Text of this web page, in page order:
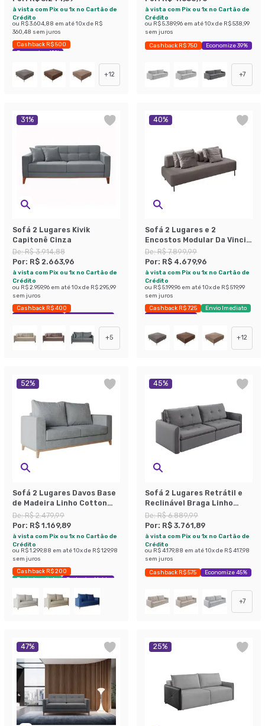
à vista com Pix ou 1x no Cartão de
Crédito
ou R$ 3.604,88 em até10x de R$
360,48 sem juros
Cashback R$ 500
Economize 49%
+12
à vista com Pix ou 1x no Cartão de
Crédito
ou R$ 5.389,96 em até10x de R$ 538,99
sem juros
Cashback R$ 750 Economize 39%
+7
31%
Sofá 2 Lugares Kivik
Capitonê Cinza
De:R$ 3.914,88
Por: R$ 2.663,96
à vista com Pix ou 1x no Cartão de
Crédito
ou R$ 2.959,96 em até10x de R$ 295,99
sem juros
Cashback R$ 400
Exclusivo Mobly
Economize 31%
+5
40%
Sofá 2 Lugares e 2
Encostos Modular Da Vinci
Poliéster Cinza
De:R$ 7.899,99
Por: R$ 4.679,96
à vista com Pix ou 1x no Cartão de
Crédito
ou R$ 5.199,96 em até10x de R$ 519,99
sem juros
Cashback R$ 725
Envio Imediato
Economize 40%
+12
52%
Sofá 2 Lugares Davos Base
de Madeira Linho Cotton
Cinza
De:R$ 2.479,99
Por: R$ 1.169,89
à vista com Pix ou 1x no Cartão de
Crédito
ou R$ 1.299,88 em até10x de R$ 129,98
sem juros
Cashback R$ 200
Envio Imediato
Exclusivo Mobly
45%
Sofá 2 Lugares Retrátil e
Reclinável Braga Linho
Cinza 160 cm
De:R$ 6.889,99
Por: R$ 3.761,89
à vista com Pix ou 1x no Cartão de
Crédito
ou R$ 4.179,88 em até10x de R$ 417,98
sem juros
Cashback R$ 575 Economize 45%
+7
47% 25%